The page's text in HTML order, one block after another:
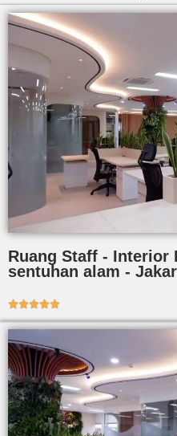
Ruang Staff - Interior
sentuhan alam -
